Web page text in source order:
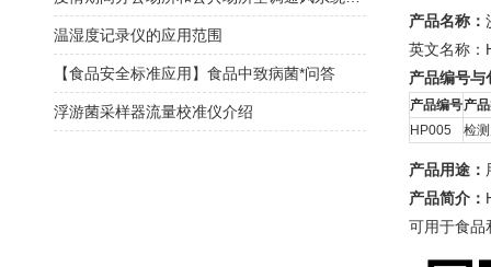
产品名称：
英文名称
产品编号与
产品编号产
HP005
检
产品用途：
产品简介：
可用于食品
温湿度记录仪的应用范围
【食品安全标准应用】食品中致病菌*问答
浮游菌采样器流量校准仪介绍